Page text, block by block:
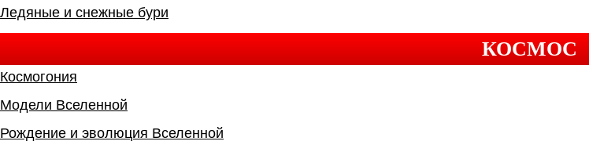
Ледяные и снежные бури
КОСМОС
Космогония
Модели Вселенной
Рождение и эволюция Вселенной